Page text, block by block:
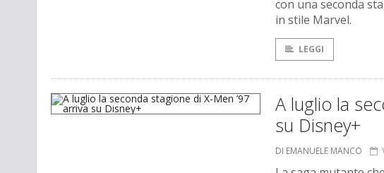
con una seconda
in stile Marvel.
LEGGI
A luglio la
su Disney+
DI EMANUELE MANCO